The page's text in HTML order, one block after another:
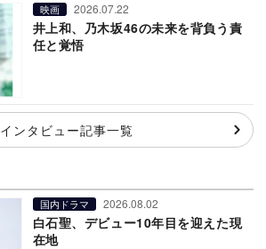
映画 2026.07.22
井上和、乃木坂46の未来を背負う責
任と覚悟
インタビュー記事一覧
国内ドラマ 2026.08.02
白石聖、デビュー10年目を迎えた現
在地